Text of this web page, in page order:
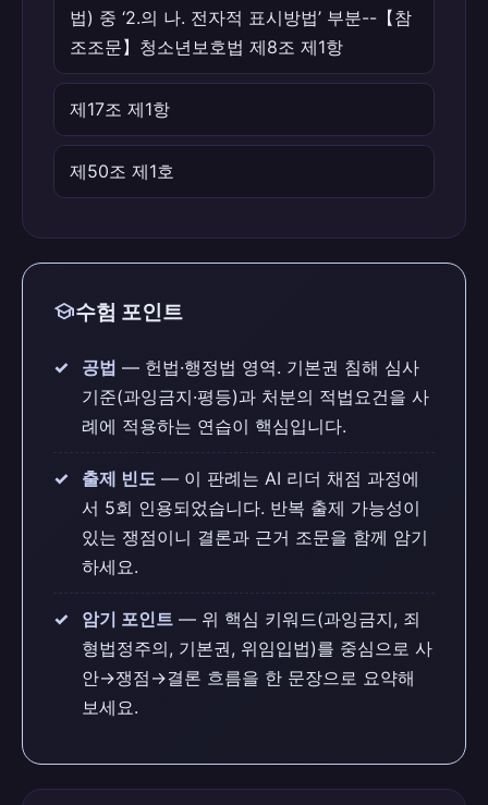
법) 중 ‘2.의 나. 전자적 표시방법’ 부분--【참
조조문】청소년보호법 제8조 제1항
제17조 제1항
제50조 제1호
school수험 포인트
공법 — 헌법·행정법 영역. 기본권 침해 심사
기준(과잉금지·평등)과 처분의 적법요건을 사
례에 적용하는 연습이 핵심입니다.
출제 빈도 — 이 판례는 AI 리더 채점 과정에
서 5회 인용되었습니다. 반복 출제 가능성이
있는 쟁점이니 결론과 근거 조문을 함께 암기
하세요.
암기 포인트 — 위 핵심 키워드(과잉금지, 죄
형법정주의, 기본권, 위임입법)를 중심으로 사
안→쟁점→결론 흐름을 한 문장으로 요약해
보세요.